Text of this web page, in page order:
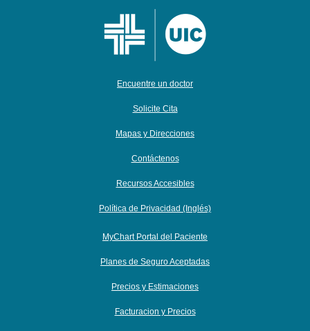
Encuentre un doctor
Solicite Cita
Mapas y Direcciones
Contáctenos
Recursos Accesibles
Política de Privacidad (Inglés)
MyChart Portal del Paciente
Planes de Seguro Aceptadas
Precios y Estimaciones
Facturacion y Precios